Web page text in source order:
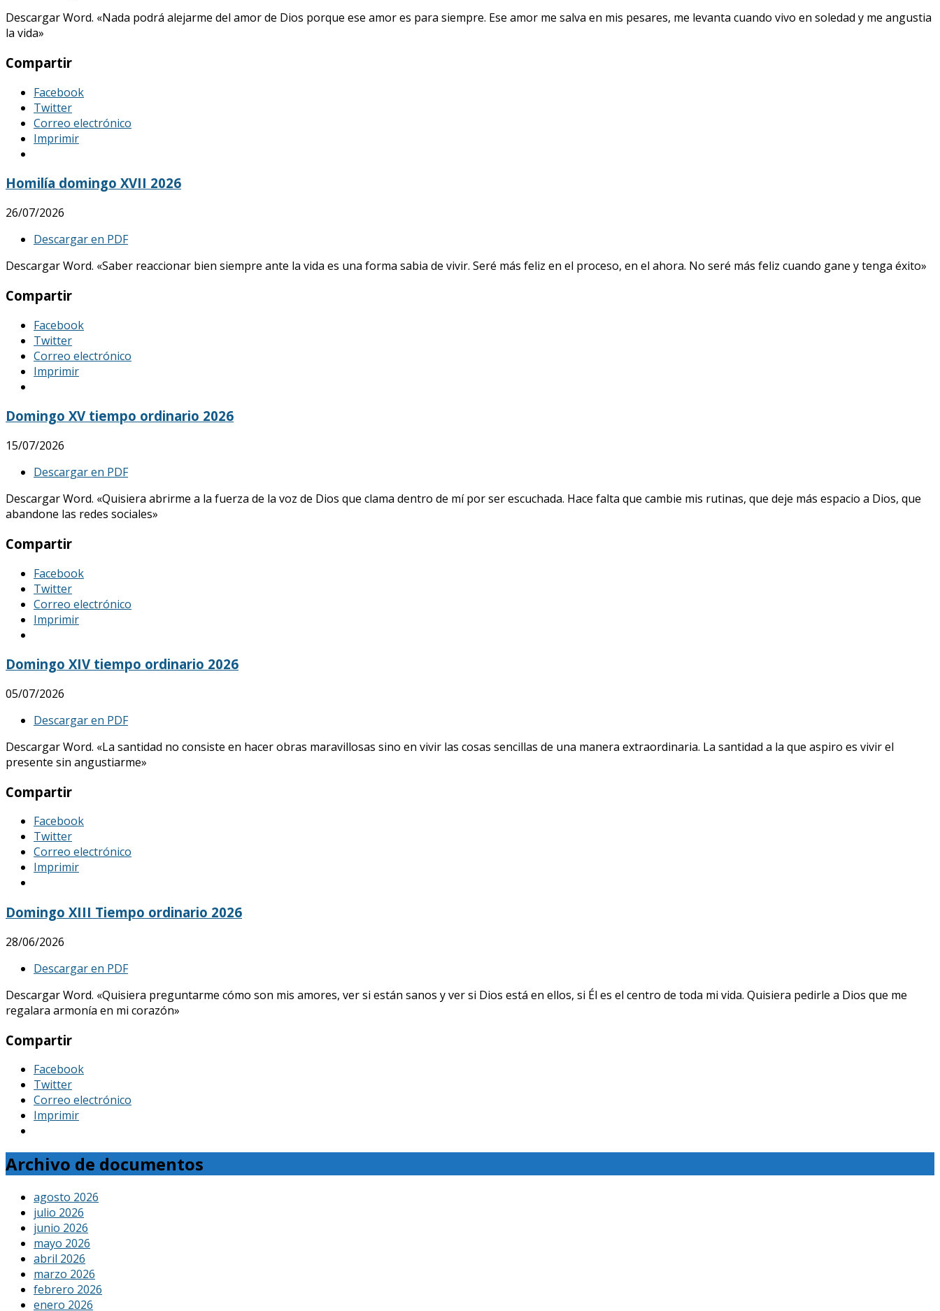
Descargar Word. «Nada podrá alejarme del amor de Dios porque ese amor es para siempre. Ese amor me salva en mis pesares, me levanta cuando vivo en soledad y me angustia
la vida»
Compartir
Facebook
Twitter
Correo electrónico
Imprimir
Homilía domingo XVII 2026
26/07/2026
Descargar en PDF
Descargar Word. «Saber reaccionar bien siempre ante la vida es una forma sabia de vivir. Seré más feliz en el proceso, en el ahora. No seré más feliz cuando gane y tenga éxito»
Compartir
Facebook
Twitter
Correo electrónico
Imprimir
Domingo XV tiempo ordinario 2026
15/07/2026
Descargar en PDF
Descargar Word. «Quisiera abrirme a la fuerza de la voz de Dios que clama dentro de mí por ser escuchada. Hace falta que cambie mis rutinas, que deje más espacio a Dios, que
abandone las redes sociales»
Compartir
Facebook
Twitter
Correo electrónico
Imprimir
Domingo XIV tiempo ordinario 2026
05/07/2026
Descargar en PDF
Descargar Word. «La santidad no consiste en hacer obras maravillosas sino en vivir las cosas sencillas de una manera extraordinaria. La santidad a la que aspiro es vivir el
presente sin angustiarme»
Compartir
Facebook
Twitter
Correo electrónico
Imprimir
Domingo XIII Tiempo ordinario 2026
28/06/2026
Descargar en PDF
Descargar Word. «Quisiera preguntarme cómo son mis amores, ver si están sanos y ver si Dios está en ellos, si Él es el centro de toda mi vida. Quisiera pedirle a Dios que me
regalara armonía en mi corazón»
Compartir
Facebook
Twitter
Correo electrónico
Imprimir
Archivo de documentos
agosto 2026
julio 2026
junio 2026
mayo 2026
abril 2026
marzo 2026
febrero 2026
enero 2026